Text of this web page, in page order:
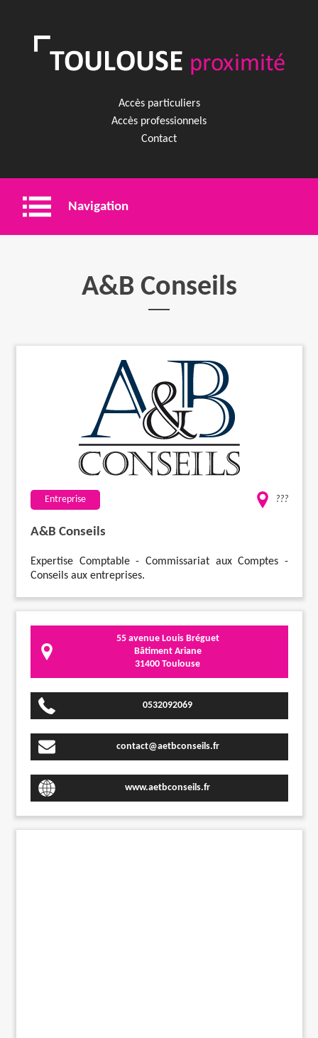
Accès particuliers
Accès professionnels
Contact
Navigation
Travaux
Evénementiel
Santé
Plus
A&B Conseils
Entreprise ???
A&B Conseils
Expertise Comptable - Commissariat aux Comptes -
Conseils aux entreprises.
55 avenue Louis Bréguet
Bâtiment Ariane
31400 Toulouse
0532092069
contact@aetbconseils.fr
www.aetbconseils.fr